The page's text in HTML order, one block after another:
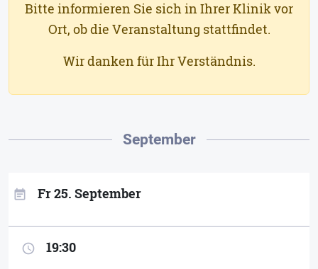
Bitte informieren Sie sich in Ihrer Klinik vor
Ort, ob die Veranstaltung stattfindet.
Wir danken für Ihr Verständnis.
September
event_note Fr 25. September
access_time
19:30